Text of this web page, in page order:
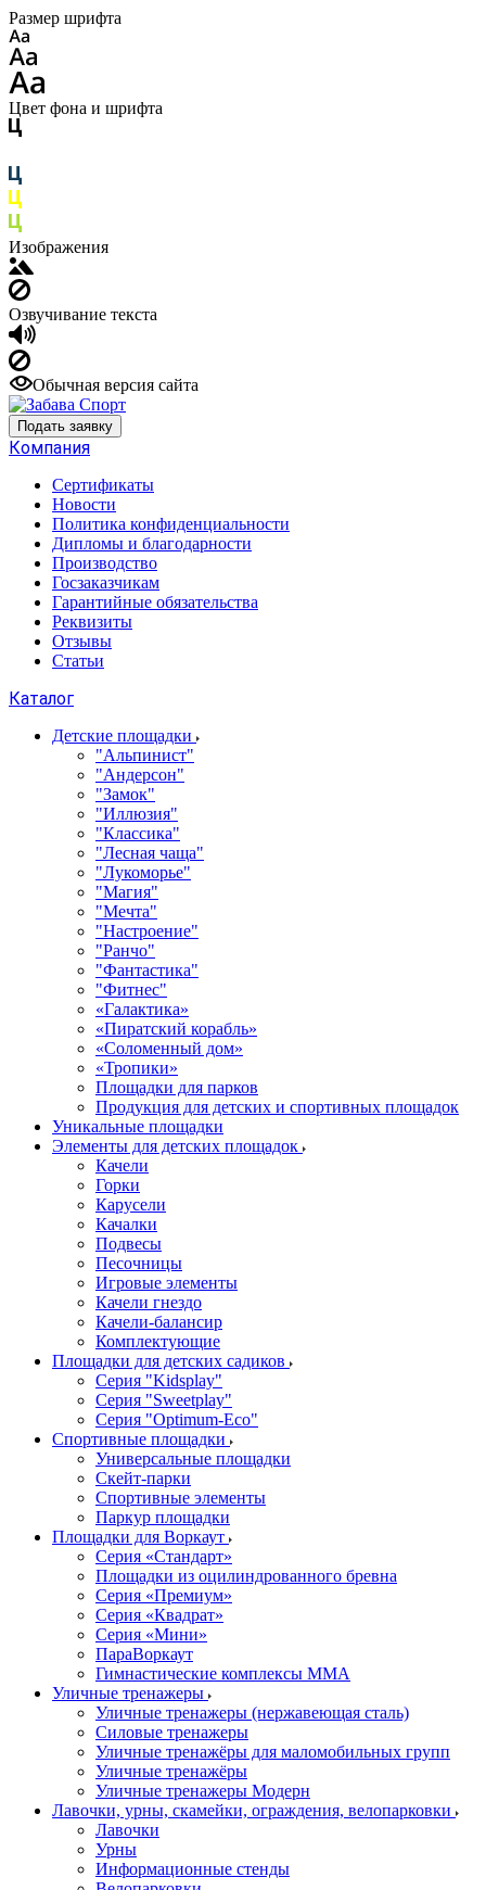
Размер шрифта
Цвет фона и шрифта
Изображения
Озвучивание текста
Обычная версия сайта
Подать заявку
Компания
Сертификаты
Новости
Политика конфиденциальности
Дипломы и благодарности
Производство
Госзаказчикам
Гарантийные обязательства
Реквизиты
Отзывы
Статьи
Каталог
Детские площадки
"Альпинист"
"Андерсон"
"Замок"
"Иллюзия"
"Классика"
"Лесная чаща"
"Лукоморье"
"Магия"
"Мечта"
"Настроение"
"Ранчо"
"Фантастика"
"Фитнес"
«Галактика»
«Пиратский корабль»
«Соломенный дом»
«Тропики»
Площадки для парков
Продукция для детских и спортивных площадок
Уникальные площадки
Элементы для детских площадок
Качели
Горки
Карусели
Качалки
Подвесы
Песочницы
Игровые элементы
Качели гнездо
Качели-балансир
Комплектующие
Площадки для детских садиков
Серия "Kidsplay"
Серия "Sweetplay"
Серия "Оptimum-Еco"
Спортивные площадки
Универсальные площадки
Скейт-парки
Спортивные элементы
Паркур площадки
Площадки для Воркаут
Серия «Стандарт»
Площадки из оцилиндрованного бревна
Серия «Премиум»
Серия «Квадрат»
Серия «Мини»
ПараВоркаут
Гимнастические комплексы ММА
Уличные тренажеры
Уличные тренажеры (нержавеющая сталь)
Силовые тренажеры
Уличные тренажёры для маломобильных групп
Уличные тренажёры
Уличные тренажеры Модерн
Лавочки, урны, скамейки, ограждения, велопарковки
Лавочки
Урны
Информационные стенды